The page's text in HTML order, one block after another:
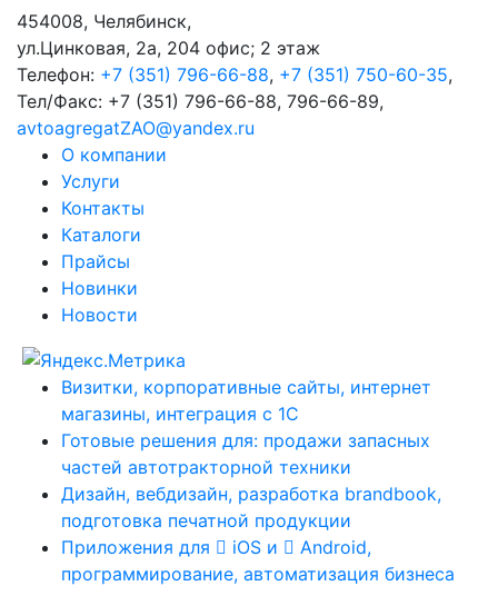
454008, Челябинск,
ул.Цинковая, 2а, 204 офис; 2 этаж
Телефон: +7 (351) 796-66-88, +7 (351) 750-60-35,
Тел/Факс: +7 (351) 796-66-88, 796-66-89,
avtoagregatZAO@yandex.ru
О компании
Услуги
Контакты
Каталоги
Прайсы
Новинки
Новости
Визитки, корпоративные сайты, интернет
магазины, интеграция с 1С
Готовые решения для: продажи запасных
частей автотракторной техники
Дизайн, вебдизайн, разработка brandbook,
подготовка печатной продукции
Приложения для
iOS и
Android,
программирование, автоматизация бизнеса